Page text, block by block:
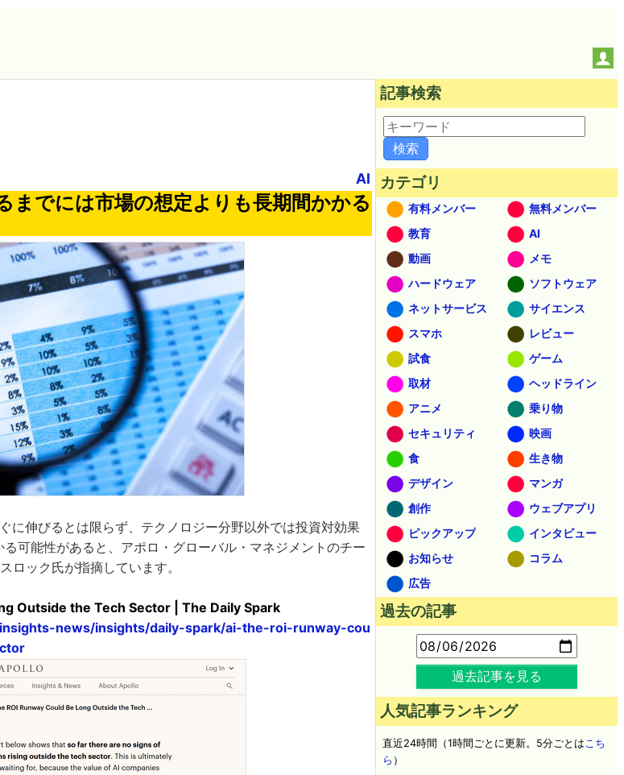
AI
までには市場の想定よりも長期間かかる
に伸びるとは限らず、テクノロジー分野以外では投資対効果
可能性があると、アポロ・グローバル・マネジメントのチー
ロック氏が指摘しています。
Outside the Tech Sector | The Daily Spark
news/insights/daily-spark/ai-the-roi-runway-cou
記事検索
カテゴリ
有料メンバー
無料メンバー
教育
AI
動画
メモ
ハードウェア
ソフトウェア
ネットサービス
サイエンス
スマホ
レビュー
試食
ゲーム
取材
ヘッドライン
アニメ
乗り物
セキュリティ
映画
食
生き物
デザイン
マンガ
創作
ウェブアプリ
ピックアップ
インタビュー
お知らせ
コラム
広告
過去の記事
過去記事を見る
人気記事ランキング
直近24時間（1時間ごとに更新。5分ごとはこち
ら ）